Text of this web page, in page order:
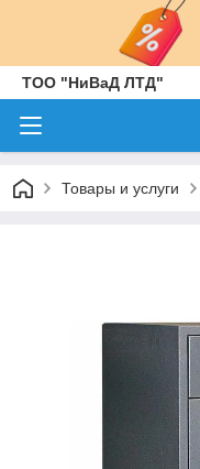
ТОО "НиВаД ЛТД"
Товары и услуги